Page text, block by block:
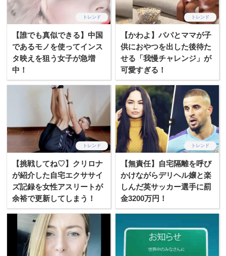
【誰でも真似できる】中国
であるモノを使ってインス
タ映えを狙う女子が急増
中！
トレンド
【かわよ】パパとママが子
供におやつを出した後待た
せる「我慢チャレンジ」が
可愛すぎる！
トレンド
【挑戦してね♡】クリロナ
が紹介した自宅エクササイ
ズ記録を女性アスリートが
余裕で更新してしまう！
トレンド
【無責任】自宅隔離を呼び
かけながらデリヘル嬢と楽
しんだ英サッカー選手に罰
金3200万円！
トレンド